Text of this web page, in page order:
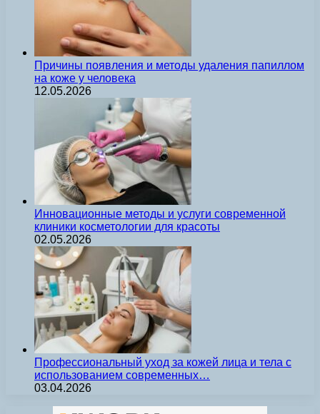
Причины появления и методы удаления папиллом
на коже у человека
12.05.2026
Инновационные методы и услуги современной
клиники косметологии для красоты
02.05.2026
Профессиональный уход за кожей лица и тела с
использованием современных…
03.04.2026